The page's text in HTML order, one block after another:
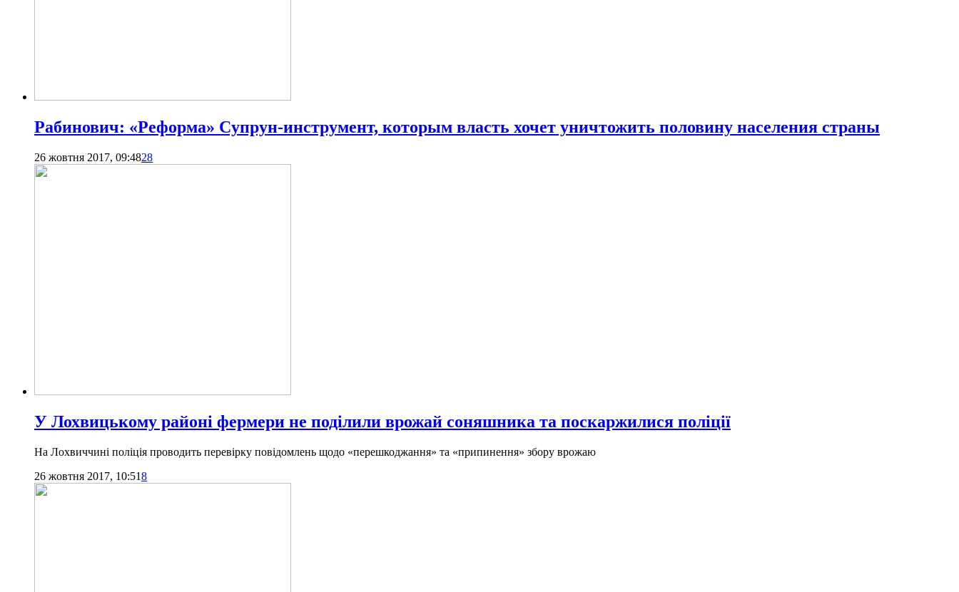
Рабинович: «Реформа» Cупрун-инструмент, которым власть хочет уничтожить половину населения страны
26 жовтня 2017, 09:4828
У Лохвицькому районі фермери не поділили врожай соняшника та поскаржилися поліції
На Лохвиччині поліція проводить перевірку повідомлень щодо «перешкоджання» та «припинення» збору врожаю
26 жовтня 2017, 10:518